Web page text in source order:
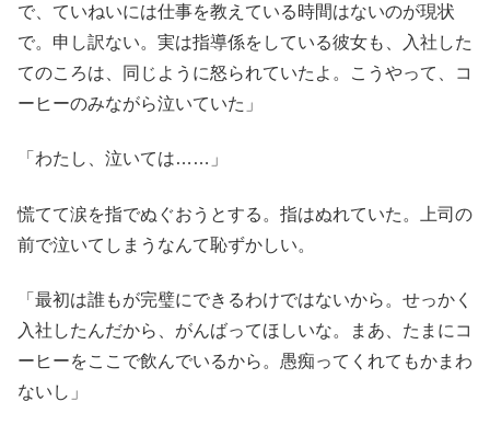
で、ていねいには仕事を教えている時間はないのが現状
で。申し訳ない。実は指導係をしている彼女も、入社した
てのころは、同じように怒られていたよ。こうやって、コ
ーヒーのみながら泣いていた」
「わたし、泣いては……」
慌てて涙を指でぬぐおうとする。指はぬれていた。上司の
前で泣いてしまうなんて恥ずかしい。
「最初は誰もが完璧にできるわけではないから。せっかく
入社したんだから、がんばってほしいな。まあ、たまにコ
ーヒーをここで飲んでいるから。愚痴ってくれてもかまわ
ないし」